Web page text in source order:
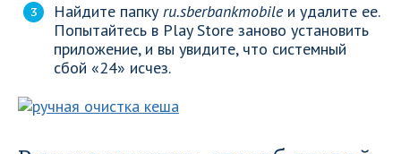
Найдите папку ru.sberbankmobileи удалите ее.
Попытайтесь в Play Store заново установить
приложение, и вы увидите, что системный
сбой «24» исчез.